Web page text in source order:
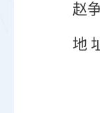
赵
地